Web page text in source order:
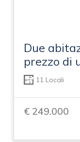
Due
prezzo di
11 Locali
€ 249.000